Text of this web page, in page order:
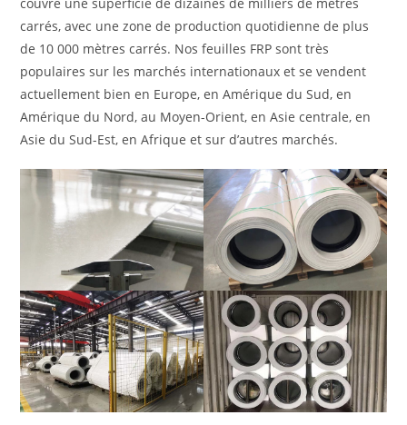
carrés, avec une zone de production quotidienne de plus
de 10 000 mètres carrés. Nos feuilles FRP sont très
populaires sur les marchés internationaux et se vendent
actuellement bien en Europe, en Amérique du Sud, en
Amérique du Nord, au Moyen-Orient, en Asie centrale, en
Asie du Sud-Est, en Afrique et sur d’autres marchés.